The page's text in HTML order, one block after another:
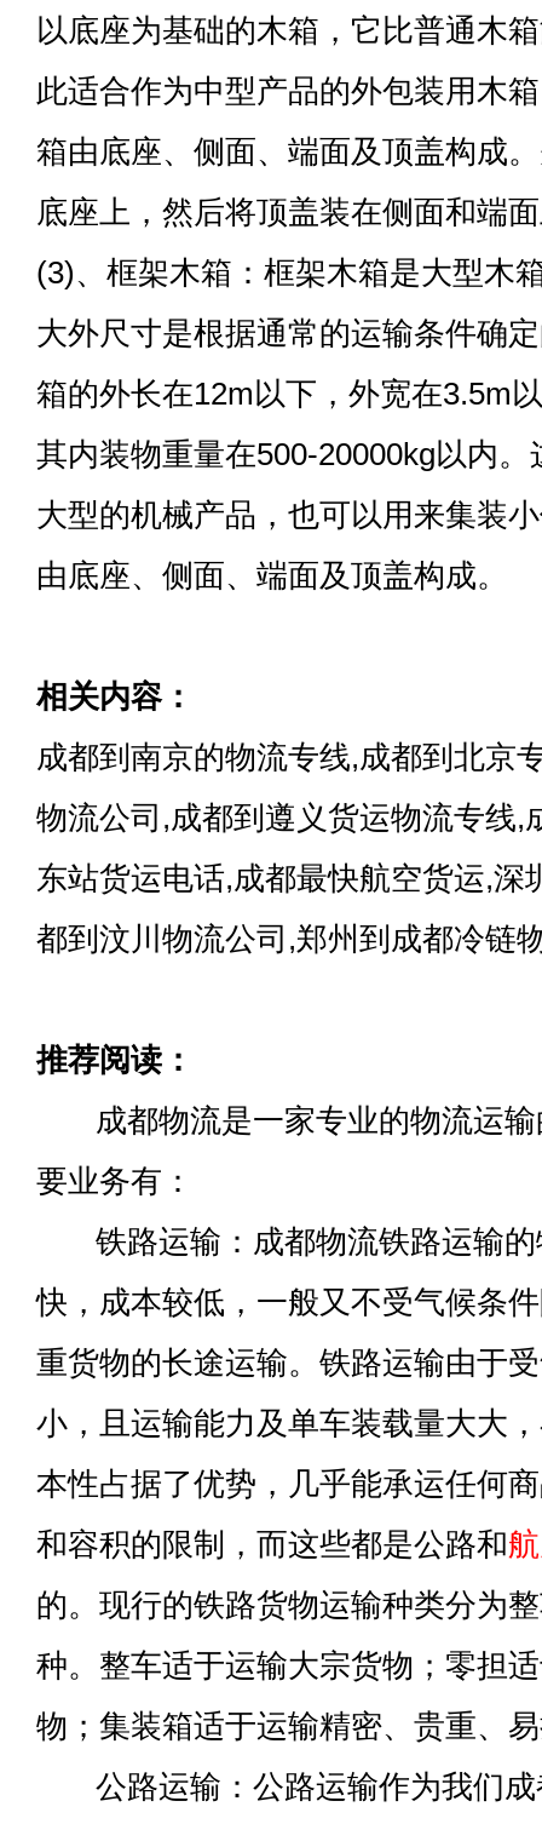
以底座为基础的木箱，它比普通木
此适合作为中型产品的外包装用木
箱由底座、侧面、端面及顶盖构成
底座上，然后将顶盖装在侧面和端
(3)、框架木箱：框架木箱是大型木
大外尺寸是根据通常的运输条件确
箱的外长在12m以下，外宽在3.5m
其内装物重量在500-20000kg以内
大型的机械产品，也可以用来集装
由底座、侧面、端面及顶盖构成。
相关内容：
成都到南京的物流专线,成都到北京
物流公司,成都到遵义货运物流专线,
东站货运电话,成都最快航空货运,深
都到汶川物流公司,郑州到成都冷链
推荐阅读：
成都物流是一家专业的物流运输
要业务有：
铁路运输：成都物流铁路运输的
快，成本较低，一般又不受气候条
重货物的长途运输。铁路运输由于
小，且运输能力及单车装载量大大
本性占据了优势，几乎能承运任何
和容积的限制，而这些都是公路和
的。现行的铁路货物运输种类分为
种。整车适于运输大宗货物；零担
物；集装箱适于运输精密、贵重、
公路运输：公路运输作为我们成